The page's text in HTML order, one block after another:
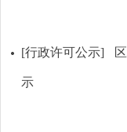
[行政许可公示]
示